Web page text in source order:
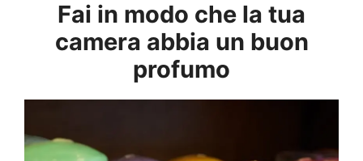
Fai in modo che la tua
camera abbia un buon
profumo